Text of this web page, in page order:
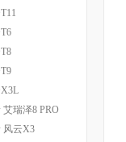
艾瑞泽8 PRO
风云X3